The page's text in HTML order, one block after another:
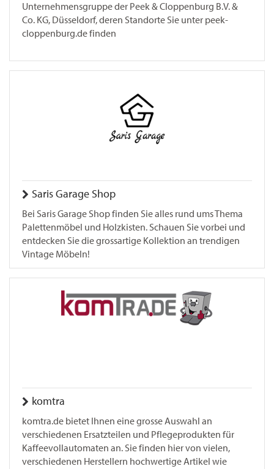
Unternehmensgruppe der Peek & Cloppenburg B.V. &
Co. KG, Düsseldorf, deren Standorte Sie unter peek-
cloppenburg.de finden
Saris Garage Shop
Bei Saris Garage Shop finden Sie alles rund ums Thema
Palettenmöbel und Holzkisten. Schauen Sie vorbei und
entdecken Sie die grossartige Kollektion an trendigen
Vintage Möbeln!
komtra
komtra.de bietet Ihnen eine grosse Auswahl an
verschiedenen Ersatzteilen und Pflegeprodukten für
Kaffeevollautomaten an. Sie finden hier von vielen,
verschiedenen Herstellern hochwertige Artikel wie